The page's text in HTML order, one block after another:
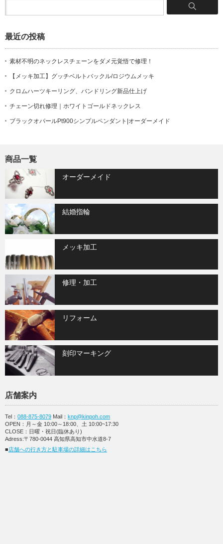
最近の投稿
素材不明のネックレスチェーンをダメ元覚悟で修理！
【メッキ加工】グッチベルトバックル/ロジウムメッキ
クロムハーツキーリング、バンドリング新品仕上げ
チェーン切れ修理｜ホワイトゴールドネックレス
ブラックオパールPt900シンプルペンダント|オーダーメイド
商品一覧
オーダーメイド
結婚指輪
メッキ加工
修理・加工
リフォーム
刻印マーキング
店舗案内
Tel： 088-875-8079 Mail： knp@kinpoh.com
OPEN：月～金 10:00～18:00、土 10:00~17:30
CLOSE：日曜・祝日(臨休あり)
Adress:〒780-0044 高知県高知市中水道8-7
■店舗への行き方と駐車場の詳細はこちら